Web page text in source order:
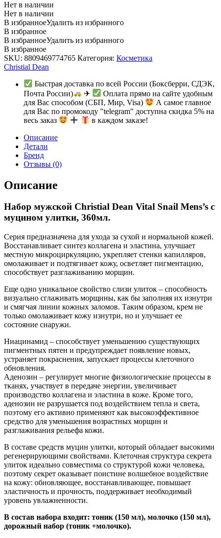
Нет в наличии
Нет в наличии
В избранноеУдалить из избранного
В избранное
В избранноеУдалить из избранного
В избранное
SKU: 8809469774765 Категория: Косметика
Christial Dean
Быстрая доставка по всей России (Боксберри, СДЭК,
Почта России)
✈
Оплата прямо на сайте удобным
для Вас способом (СБП, Мир, Visa)
А самое главное
для Вас по промокоду "telegram" доступна скидка 5% на
весь заказ
в каждом заказе!
Описание
Детали
Бренд
Отзывы (0)
Описание
Набор мужской Christial Dean Vital Snail Mens’s с
муцином улитки, 360мл.
Серия предназначена для ухода за сухой и нормальной кожей.
Восстанавливает синтез коллагена и эластина, улучшает
местную микроциркуляцию, укрепляет стенки капилляров,
омолаживает и подтягивает кожу, осветляет пигментацию,
способствует разглаживанию морщин.
Еще одно уникальное свойство слизи улиток – способность
визуально сглаживать морщины, как бы заполняя их изнутри
и смягчая линии кожных заломов. Таким образом, крем не
только омолаживает кожу изнутри, но и улучшает ее
состояние снаружи.
Ниацинамид – способствует уменьшению существующих
пигментных пятен и предупреждает появление новых,
устраняет покраснения, запускает процессы клеточного
обновления.
Аденозин – регулирует многие физиологические процессы в
тканях, участвует в передаче энергии, увеличивает
производство коллагена и эластина в коже. Кроме того,
аденозин не разрушается под воздействием тепла и света,
поэтому его активно применяют как высокоэффективное
средство для уменьшения возрастных морщин и
разглаживания рельефа кожи.
В составе средств муцин улитки, который обладает высокими
регенерирующими свойствами. Клеточная структура секрета
улиток идеально совместима со структурой кожи человека,
поэтому секрет оказывает поистине волшебное воздействие
на кожу: обновляющее, восстанавливающее, повышает
эластичность и прочность, поддерживает необходимый
уровень увлажненности.
В состав набора входит: тоник (150 мл), молочко (150 мл),
дорожный набор (тоник +молочко).